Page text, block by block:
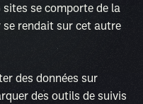
sites se comporte de la
se rendait sur cet autre
des données sur
des outils de suivis